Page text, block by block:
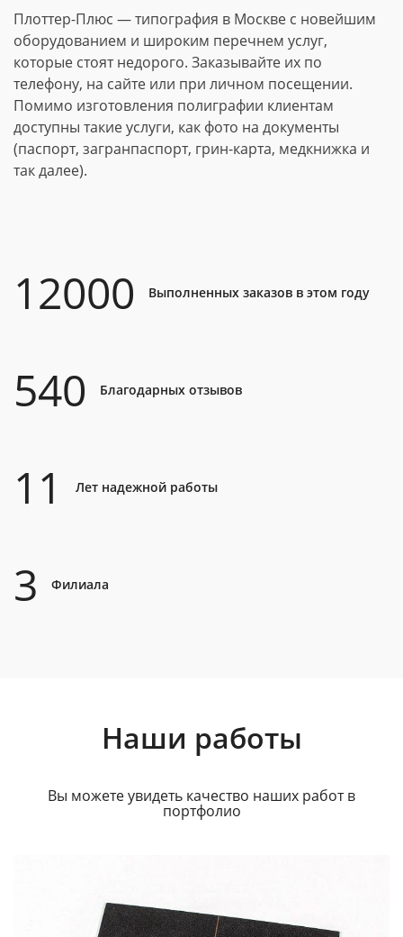
Плоттер-Плюс — типография в Москве с новейшим
оборудованием и широким перечнем услуг,
которые стоят недорого. Заказывайте их по
телефону, на сайте или при личном посещении.
Помимо изготовления полиграфии клиентам
доступны такие услуги, как фото на документы
(паспорт, загранпаспорт, грин-карта, медкнижка и
так далее).
12000 Выполненных заказов в этом году
540 Благодарных отзывов
11 Лет надежной работы
3 Филиала
Наши работы
Вы можете увидеть качество наших работ в
портфолио